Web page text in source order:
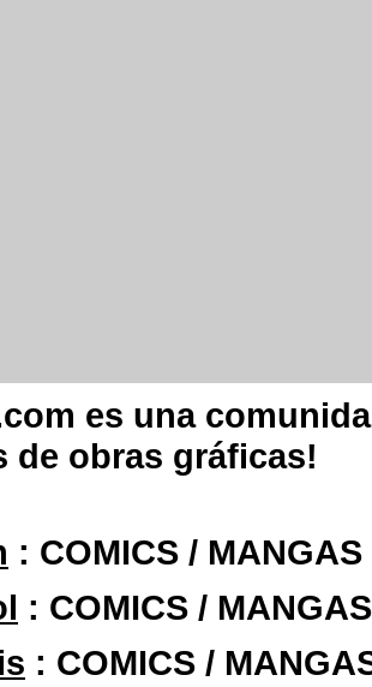
es una
de obras gráficas!
: COMICS /
: COMICS /
: COMICS /